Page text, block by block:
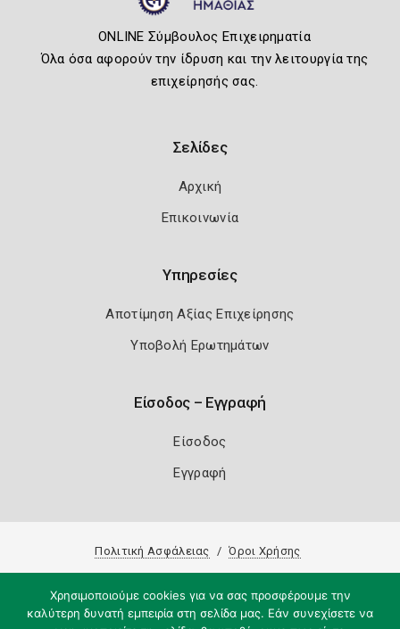
ONLINE Σύμβουλος Επιχειρηματία
Όλα όσα αφορούν την ίδρυση και την λειτουργία της
επιχείρησής σας.
Σελίδες
Αρχική
Επικοινωνία
Υπηρεσίες
Αποτίμηση Αξίας Επιχείρησης
Υποβολή Ερωτημάτων
Είσοδος – Εγγραφή
Είσοδος
Εγγραφή
Πολιτική Ασφάλειας Όροι Χρήσης
Χρησιμοποιούμε cookies για να σας προσφέρουμε την
καλύτερη δυνατή εμπειρία στη σελίδα μας. Εάν συνεχίσετε να